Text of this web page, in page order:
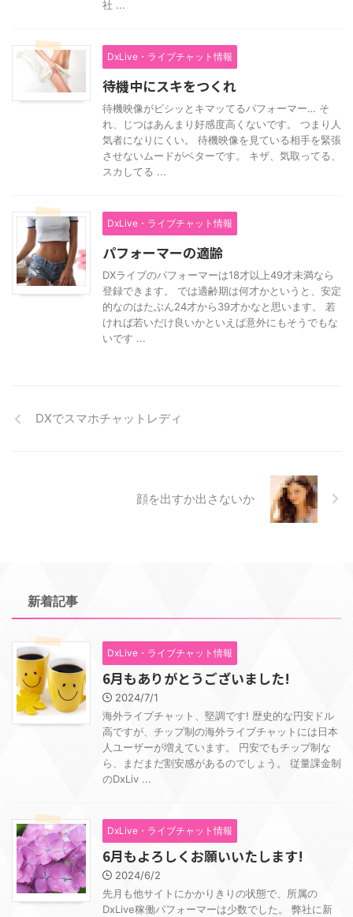
社 ...
DxLive・ライブチャット情報
待機中にスキをつくれ
待機映像がビシッとキマッてるパフォーマー… そ
れ、じつはあんまり好感度高くないです。 つまり人
気者になりにくい。 待機映像を見ている相手を緊張
させないムードがベターです。 キザ、気取ってる、
スカしてる ...
DxLive・ライブチャット情報
パフォーマーの適齢
DXライブのパフォーマーは18才以上49才未満なら
登録できます。 では適齢期は何才かというと、安定
的なのはたぶん24才から39才かなと思います。 若
ければ若いだけ良いかといえば意外にもそうでもな
いです ...
DXでスマホチャットレディ
顔を出すか出さないか
新着記事
DxLive・ライブチャット情報
6月もありがとうございました!
2024/7/1
海外ライブチャット、堅調です! 歴史的な円安ドル
高ですが、チップ制の海外ライブチャットには日本
人ユーザーが増えています。 円安でもチップ制な
ら、まだまだ割安感があるのでしょう。 従量課金制
のDxLiv ...
DxLive・ライブチャット情報
6月もよろしくお願いいたします!
2024/6/2
先月も他サイトにかかりきりの状態で、所属の
DxLive稼働パフォーマーは少数でした。 弊社に新